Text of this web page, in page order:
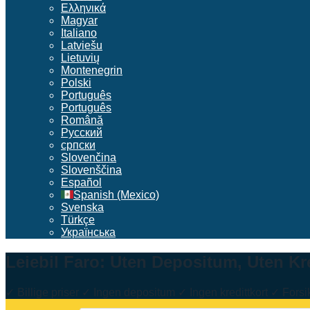
Ελληνικά
Magyar
Italiano
Latviešu
Lietuvių
Montenegrin
Polski
Português
Português
Română
Русский
српски
Slovenčina
Slovenščina
Español
Spanish (Mexico)
Svenska
Türkçe
Українська
Leiebil Faro: Uten Depositum, Uten
✓ Billige priser ✓ Ingen depositum ✓ Ingen kredittkort ✓